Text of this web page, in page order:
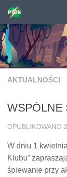
Skip to content
AKTUALNOŚCI
WSPÓLNE
OPUBLIKOWANO
W dniu 1
Klubu”
śpiewanie przy